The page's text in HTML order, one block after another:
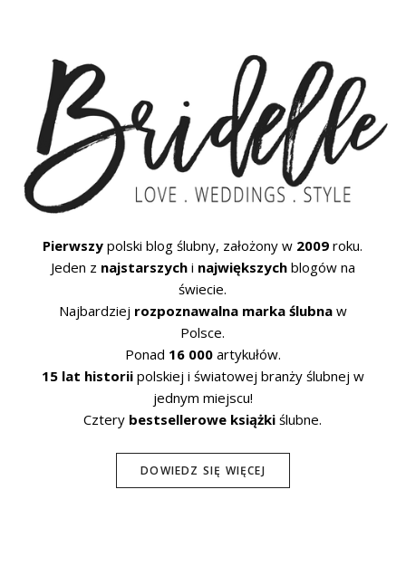
Pierwszy polski blog ślubny, założony w 2009 roku.
Jeden z najstarszychi największychblogów na
świecie.
Najbardziej rozpoznawalna marka ślubnaw
Polsce.
Ponad 16 000artykułów.
15 lat historiipolskiej i światowej branży ślubnej w
jednym miejscu!
Cztery bestsellerowe książki ślubne.
DOWIEDZ SIĘ WIĘCEJ